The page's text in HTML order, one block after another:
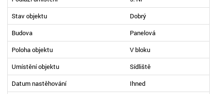
Stav objektu
Dobrý
Budova
Panelová
Poloha objektu
V bloku
Umístění objektu
Sídliště
Datum nastěhování
Ihned